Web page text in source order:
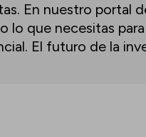
En nuestro portal
lo que necesitas
El futuro de la